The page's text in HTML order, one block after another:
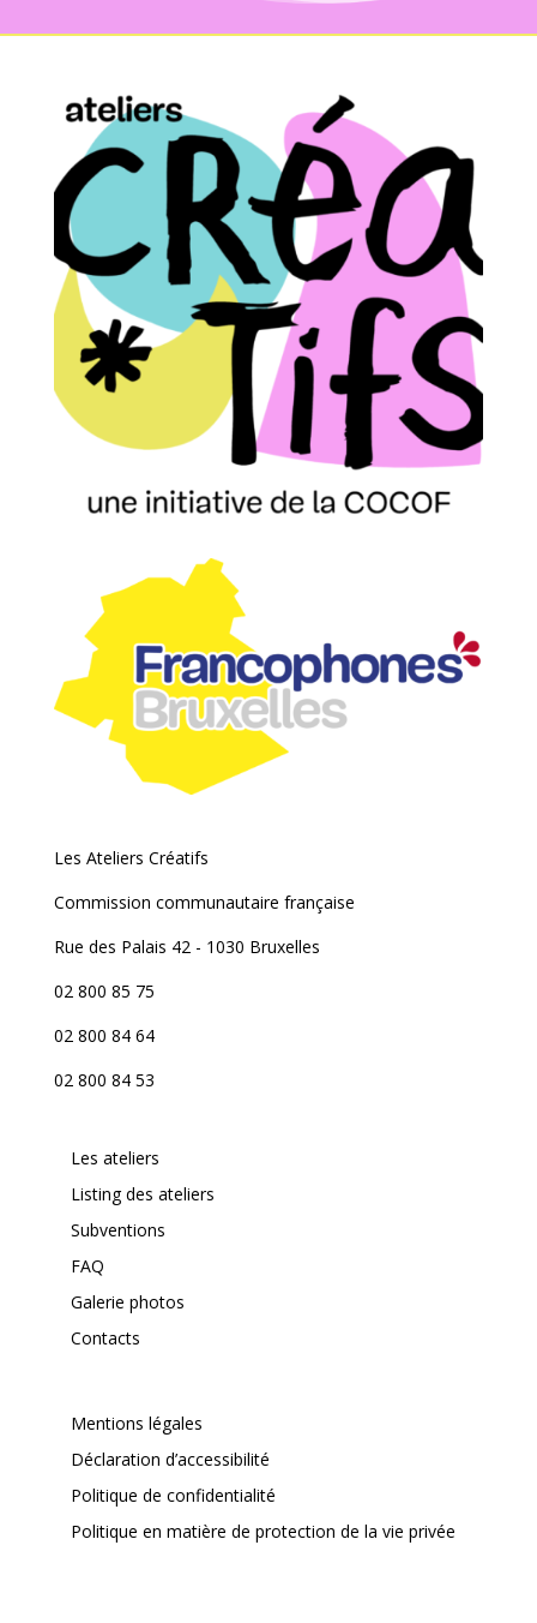
Les Ateliers Créatifs
Commission communautaire française
Rue des Palais 42 - 1030 Bruxelles
02 800 85 75
02 800 84 64
02 800 84 53
Les ateliers
Listing des ateliers
Subventions
FAQ
Galerie photos
Contacts
Mentions légales
Déclaration d’accessibilité
Politique de confidentialité
Politique en matière de protection de la vie privée